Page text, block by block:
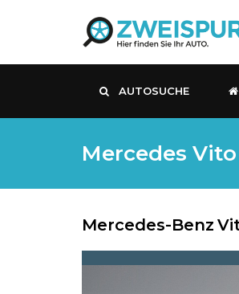
AUTOSUCHE
Mercedes
Mercedes-Benz